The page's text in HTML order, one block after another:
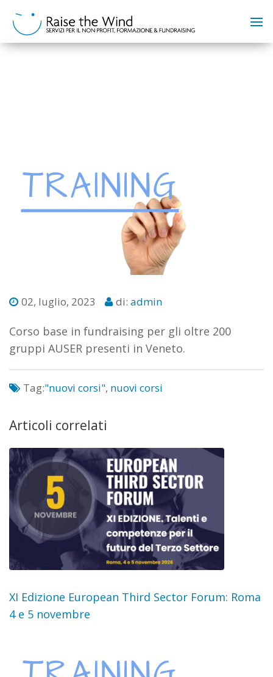
02, luglio, 2023 di: admin
Corso base in fundraising per gli oltre 200
gruppi AUSER presenti in Veneto.
Tag:"nuovi corsi", nuovi corsi
Articoli correlati
XI Edizione European Third Sector Forum: Roma
4 e 5 novembre